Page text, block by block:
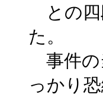
との四
た。
事件の
っかり